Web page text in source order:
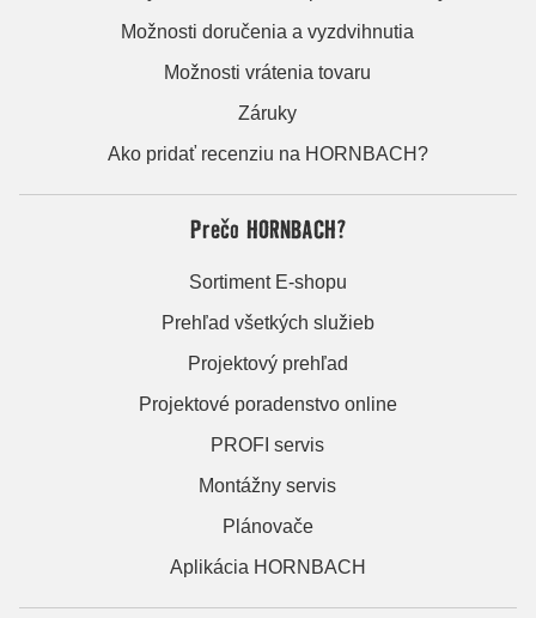
Možnosti doručenia a vyzdvihnutia
Možnosti vrátenia tovaru
Záruky
Ako pridať recenziu na HORNBACH?
Prečo HORNBACH?
Sortiment E-shopu
Prehľad všetkých služieb
Projektový prehľad
Projektové poradenstvo online
PROFI servis
Montážny servis
Plánovače
Aplikácia HORNBACH